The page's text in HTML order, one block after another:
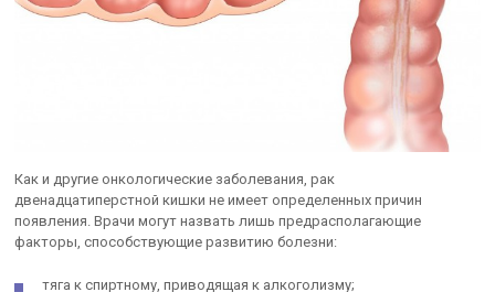
Как и другие онкологические заболевания, рак
двенадцатиперстной кишки не имеет определенных причин
появления. Врачи могут назвать лишь предрасполагающие
факторы, способствующие развитию болезни:
тяга к спиртному, приводящая к алкоголизму;